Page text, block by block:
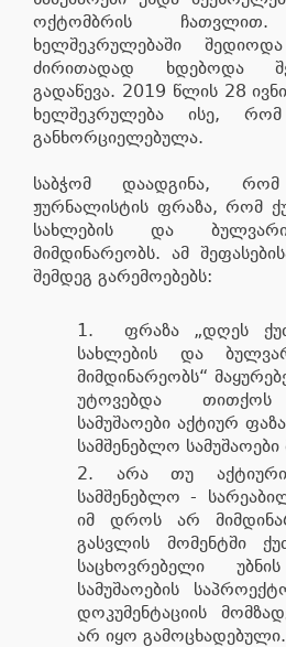
ოქტომბრის
ხელშეკრულებაში
ძირითადად ხდებოდა
გადაწევა. 2019 წლის 28
ხელშეკრულება ისე,
განხორციელებულა.
საბჭომ დაადგინა,
ჟურნალისტის ფრაზა, რომ
სახლების და
მიმდინარეობს. ამ
შემდეგ გარემოებებს:
ფრაზა „დღეს
სახლების და
მიმდინარეობს“
უტოვებდა თითქოს
სამუშაოები აქტიურ
სამშენებლო
არა თუ
სამშენებლო -
იმ დროს არ
გასვლის მომენტში
საცხოვრებელი
სამუშაოების
დოკუმენტაციის
არ იყო გამოცხადებული.